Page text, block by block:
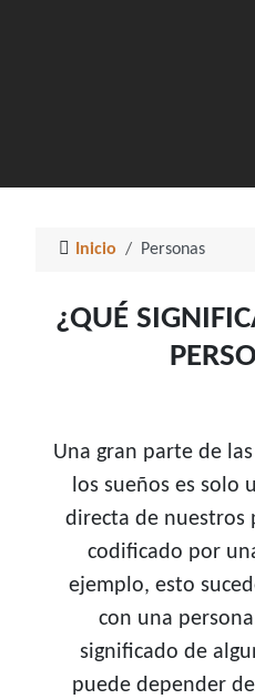
Inicio Personas
¿QUÉ
Una gran parte de
los sueños es solo
directa de nuestros
codificado por
ejemplo, esto
con una
significado de
puede depender